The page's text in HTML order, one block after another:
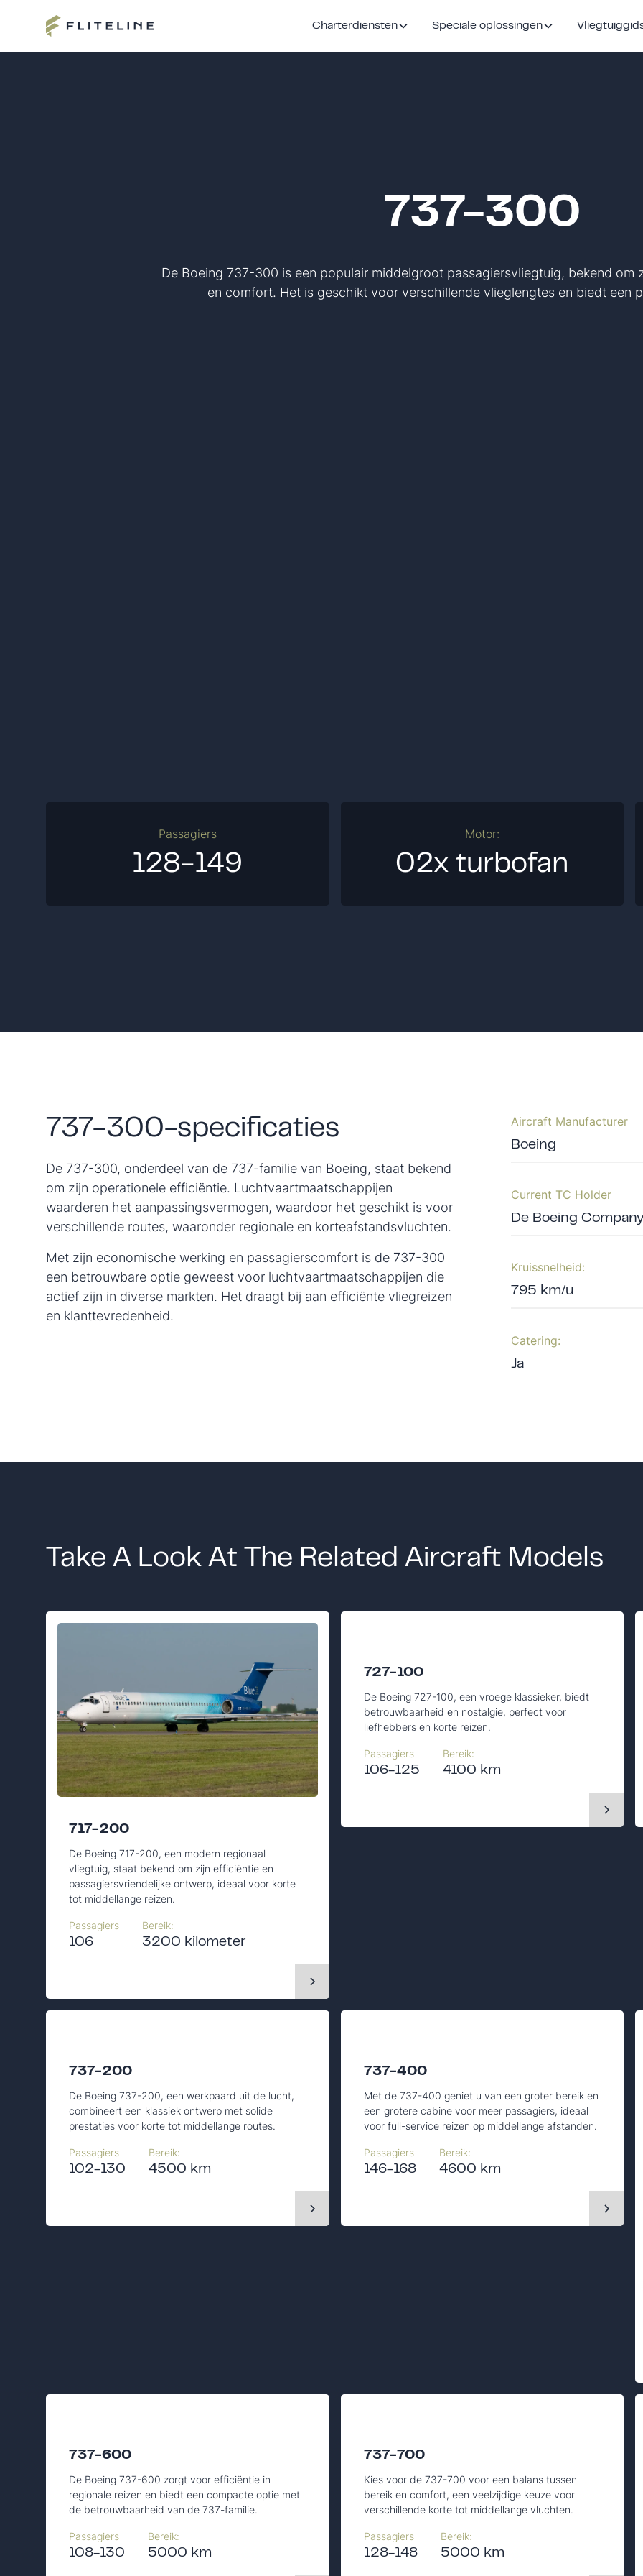
Charterdiensten Speciale oplossingen
737-300
De Boeing 737-300 is een populair middelgroot passagiersvliegtuig, bekend om
en comfort. Het is geschikt voor verschillende vlieglengtes en biedt een
Passagiers
128-149
Motor:
02x turbofan
737-300-specificaties
De 737-300, onderdeel van de 737-familie van Boeing, staat bekend
om zijn operationele efficiëntie. Luchtvaartmaatschappijen
waarderen het aanpassingsvermogen, waardoor het geschikt is voor
verschillende routes, waaronder regionale en korteafstandsvluchten.
Met zijn economische werking en passagierscomfort is de 737-300
een betrouwbare optie geweest voor luchtvaartmaatschappijen die
actief zijn in diverse markten. Het draagt bij aan efficiënte vliegreizen
en klanttevredenheid.
Aircraft Manufacturer
Boeing
Current TC Holder
De Boeing
Kruissnelheid:
795 km/u
Catering:
Ja
Take A Look At The Related Aircraft Models
717-200
De Boeing 717-200, een modern regionaal
vliegtuig, staat bekend om zijn efficiëntie en
passagiersvriendelijke ontwerp, ideaal voor korte
tot middellange reizen.
Passagiers
106
Bereik:
3200 kilometer
727-100
De Boeing 727-100, een vroege klassieker, biedt
betrouwbaarheid en nostalgie, perfect voor
liefhebbers en korte reizen.
Passagiers
106-125
Bereik:
4100 km
737-200
De Boeing 737-200, een werkpaard uit de lucht,
combineert een klassiek ontwerp met solide
prestaties voor korte tot middellange routes.
Passagiers
102-130
Bereik:
4500 km
737-400
Met de 737-400 geniet u van een groter bereik en
een grotere cabine voor meer passagiers, ideaal
voor full-service reizen op middellange afstanden.
Passagiers
146-168
Bereik:
4600 km
737-600
De Boeing 737-600 zorgt voor efficiëntie in
regionale reizen en biedt een compacte optie met
de betrouwbaarheid van de 737-familie.
Passagiers
108-130
Bereik:
5000 km
737-700
Kies voor de 737-700 voor een balans tussen
bereik en comfort, een veelzijdige keuze voor
verschillende korte tot middellange vluchten.
Passagiers
128-148
Bereik:
5000 km